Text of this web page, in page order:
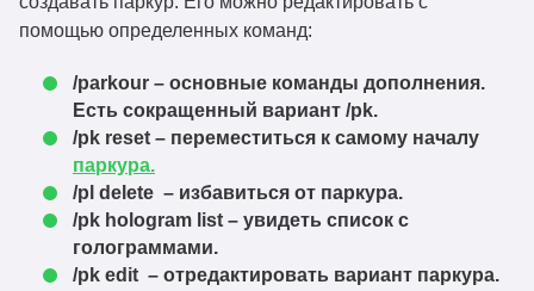
помощью определенных команд:
/parkour – основные команды дополнения.
Есть сокращенный вариант /pk.
/pk reset – переместиться к самому началу
паркура.
/pl delete – избавиться от паркура.
/pk hologram list – увидеть список с
голограммами.
/pk edit – отредактировать вариант паркура.